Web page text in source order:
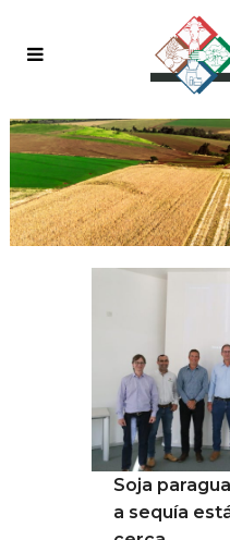
Soja
a sequía